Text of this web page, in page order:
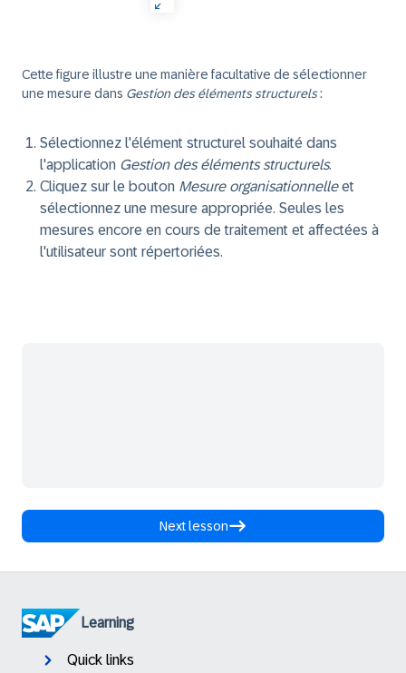
Cette figure illustre une manière facultative de sélectionner
une mesure dans Gestion des éléments structurels:
Sélectionnez l'élément structurel souhaité dans
l'application Gestion des éléments structurels.
Cliquez sur le bouton Mesure organisationnelleet
sélectionnez une mesure appropriée. Seules les
mesures encore en cours de traitement et affectées à
l'utilisateur sont répertoriées.
Next lesson
Learning
Quick links